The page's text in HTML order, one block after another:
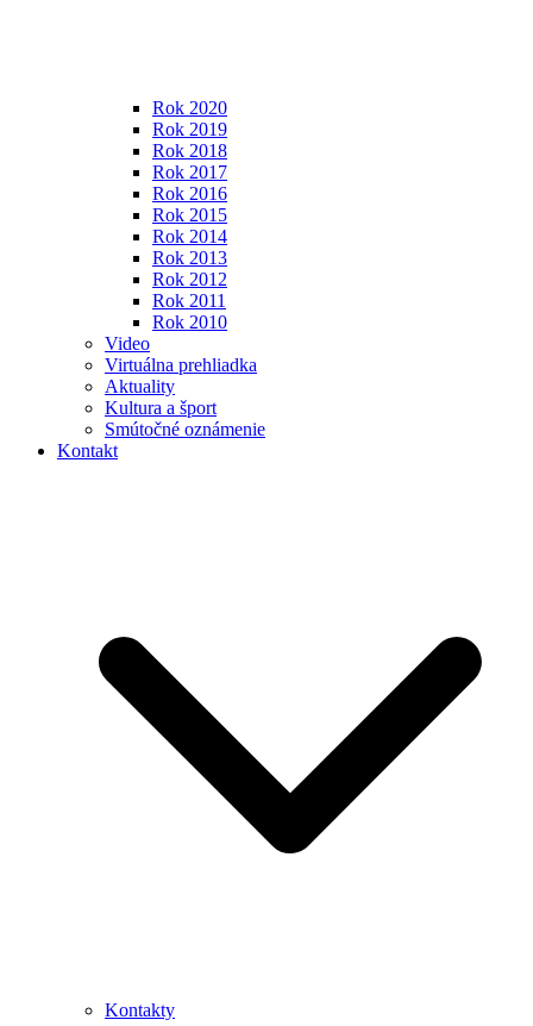
Rok 2020
Rok 2019
Rok 2018
Rok 2017
Rok 2016
Rok 2015
Rok 2014
Rok 2013
Rok 2012
Rok 2011
Rok 2010
Video
Virtuálna prehliadka
Aktuality
Kultura a šport
Smútočné oznámenie
Kontakt
Kontakty